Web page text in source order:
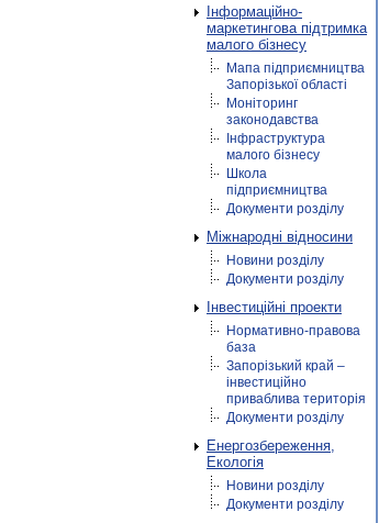
Інформаційно-
маркетингова підтримка
малого бізнесу
Мапа підприємництва
Запорізької області
Моніторинг
законодавства
Інфраструктура
малого бізнесу
Школа
підприємництва
Документи розділу
Міжнародні відносини
Новини розділу
Документи розділу
Інвестиційні проекти
Нормативно-правова
база
Запорізький край –
інвестиційно
приваблива територія
Документи розділу
Енергозбереження,
Екологія
Новини розділу
Документи розділу